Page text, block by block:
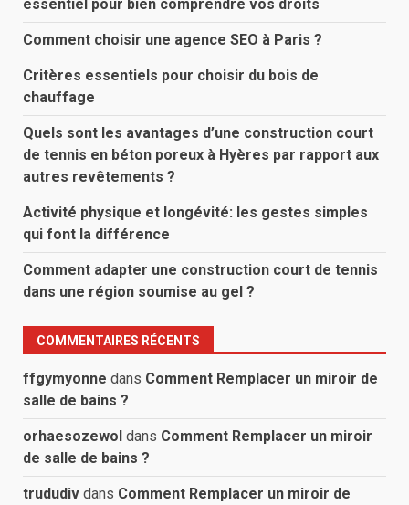
essentiel pour bien comprendre vos droits
Comment choisir une agence SEO à Paris ?
Critères essentiels pour choisir du bois de
chauffage
Quels sont les avantages d’une construction court
de tennis en béton poreux à Hyères par rapport aux
autres revêtements ?
Activité physique et longévité: les gestes simples
qui font la différence
Comment adapter une construction court de tennis
dans une région soumise au gel ?
COMMENTAIRES RÉCENTS
ffgymyonne dans Comment Remplacer un miroir de
salle de bains ?
orhaesozewol dans Comment Remplacer un miroir
de salle de bains ?
trududiv dans Comment Remplacer un miroir de